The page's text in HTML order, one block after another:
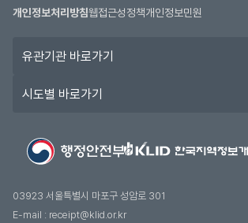
개인정보처리방침웹접근성정책개인정보민원
관
도
기
03923 서울특별시 마포구 성암로 301
E-mail : receipt@klid.or.kr